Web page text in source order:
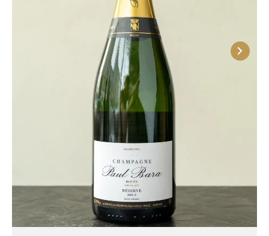
Итальянские вина
Французские вина
Испанские вина